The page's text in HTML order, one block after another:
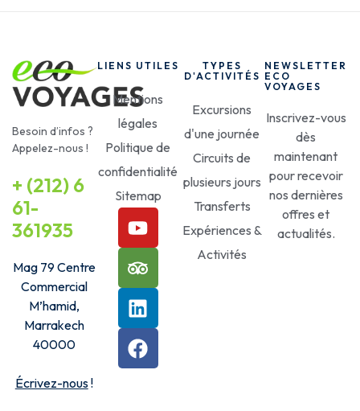
Besoin d’infos ?
Appelez-nous !
+ (212) 6
61-
361935
Mag 79 Centre
Commercial
M’hamid,
Marrakech
40000
Écrivez-nous!
LIENS UTILES
Mentions
légales
Politique de
confidentialité
Sitemap
TYPES
D'ACTIVITÉS
Excursions
d'une journée
Circuits de
plusieurs jours
Transferts
Expériences &
Activités
NEWSLETTER
ECO
VOYAGES
Inscrivez-vous
dès
maintenant
pour recevoir
nos dernières
offres et
actualités.